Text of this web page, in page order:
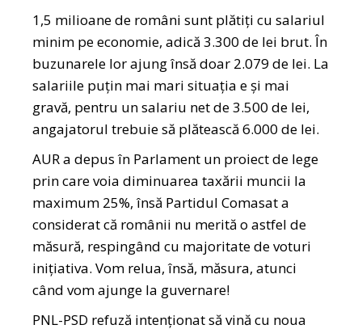
1,5 milioane de români sunt plătiți cu salariul
minim pe economie, adică 3.300 de lei brut. În
buzunarele lor ajung însă doar 2.079 de lei. La
salariile puțin mai mari situația e și mai
gravă, pentru un salariu net de 3.500 de lei,
angajatorul trebuie să plătească 6.000 de lei.
AUR a depus în Parlament un proiect de lege
prin care voia diminuarea taxării muncii la
maximum 25%, însă Partidul Comasat a
considerat că românii nu merită o astfel de
măsură, respingând cu majoritate de voturi
inițiativa. Vom relua, însă, măsura, atunci
când vom ajunge la guvernare!
PNL-PSD refuză intenționat să vină cu noua